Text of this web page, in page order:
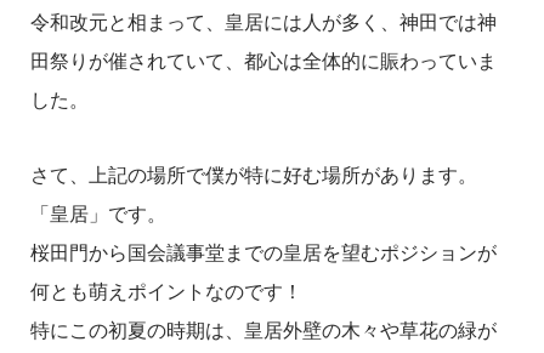
令和改元と相まって、皇居には人が多く、神田では神
田祭りが催されていて、都心は全体的に賑わっていま
した。
さて、上記の場所で僕が特に好む場所があります。
「皇居」です。
桜田門から国会議事堂までの皇居を望むポジションが
何とも萌えポイントなのです！
特にこの初夏の時期は、皇居外壁の木々や草花の緑が